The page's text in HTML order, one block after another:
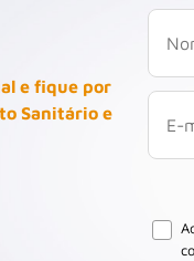
e fique por
Sanitário e